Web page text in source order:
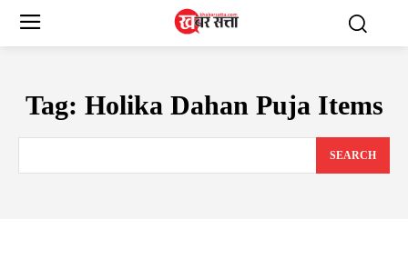
Tag: Holika Dahan Puja Items
SEARCH